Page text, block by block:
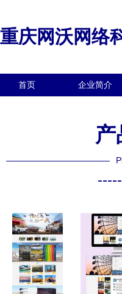
重庆网沃网络
首页 企业简介
产